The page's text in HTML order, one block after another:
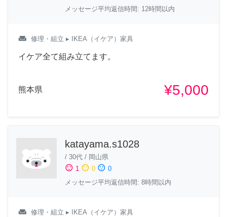
メッセージ平均返信時間: 12時間以内
weekend 修理・組立 ▸ IKEA（イケア）家具
イケア全て組み立てます。
熊本県 ¥5,000
katayama.s1028
/ 30代 / 岡山県
sentiment_satisfied 1 sentiment_neutral 0 sentiment_dissatisfied 0
メッセージ平均返信時間: 8時間以内
weekend 修理・組立 ▸ IKEA（イケア）家具